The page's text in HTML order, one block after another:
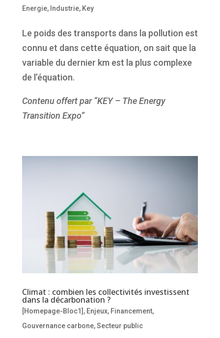
Energie, Industrie, Key
Le poids des transports dans la pollution est
connu et dans cette équation, on sait que la
variable du dernier km est la plus complexe
de l’équation.
Contenu offert par “KEY – The Energy
Transition Expo”
Climat : combien les collectivités investissent
dans la décarbonation ?
[Homepage-Bloc1] , Enjeux, Financement,
Gouvernance carbone,Secteur public